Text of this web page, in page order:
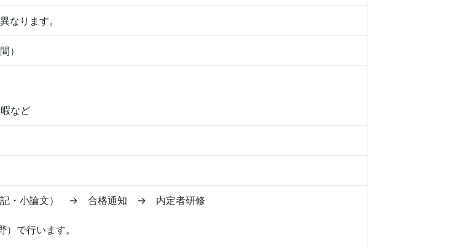
ります。
）
など
・小論文） → 合格通知 → 内定者研修
で行います。